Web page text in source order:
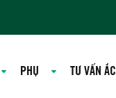
PHỤ TƯ VẤN ẮC